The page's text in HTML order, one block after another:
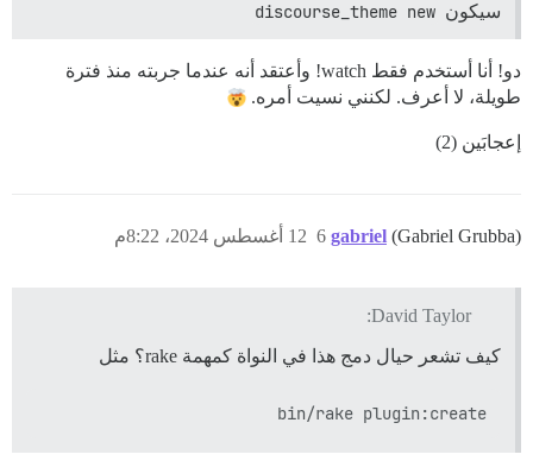
سيكون discourse_theme new
دو! أنا أستخدم فقط watch! وأعتقد أنه عندما جربته منذ فترة
طويلة، لا أعرف. لكنني نسيت أمره.
إعجابَين (2)
gabriel (Gabriel Grubba) 12 أغسطس 2024، 8:22م 6
David Taylor:
كيف تشعر حيال دمج هذا في النواة كمهمة rake؟ مثل
bin/rake plugin:create